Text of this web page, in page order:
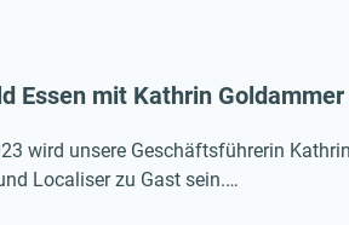
Essen mit Kathrin Goldammer
wird unsere Geschäftsführerin
Localiser zu Gast sein.